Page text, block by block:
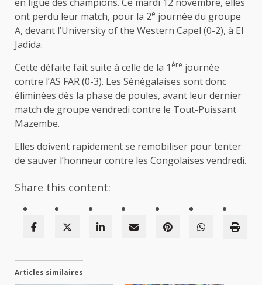
ont perdu leur match, pour la 2e journée du groupe
A, devant l’University of the Western Capel (0-2), à El
Jadida.
Cette défaite fait suite à celle de la 1 ère journée
contre l’AS FAR (0-3). Les Sénégalaises sont donc
éliminées dès la phase de poules, avant leur dernier
match de groupe vendredi contre le Tout-Puissant
Mazembe.
Elles doivent rapidement se remobiliser pour tenter
de sauver l’honneur contre les Congolaises vendredi.
Share this content:
Articles similaires